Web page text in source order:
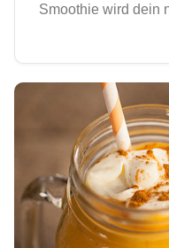
Smoothie wird dein